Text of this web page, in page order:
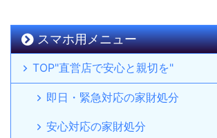
スマホ用メニュー
TOP"直営店で安心と親切を"
即日・緊急対応の家財処分
安心対応の家財処分